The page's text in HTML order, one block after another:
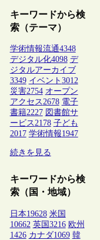
キーワードから検
索（テーマ）
学術情報流通4348
デジタル化4098 デ
ジタルアーカイブ
3349 イベント 3012
災害2754 オープン
アクセス2678 電子
書籍2227 図書館サ
ービス2178 子ども
2017 学術情報1947
続きを見る
キーワードから検
索（国・地域）
日本19628 米国
10662 英国3216 欧州
1426 カナダ1069 韓